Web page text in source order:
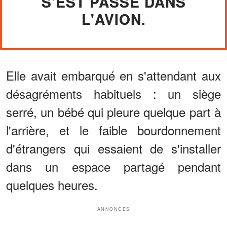
L'AVION.
Elle avait embarqué en s'attendant aux
désagréments habituels : un siège
serré, un bébé qui pleure quelque part à
l'arrière, et le faible bourdonnement
d'étrangers qui essaient de s'installer
dans un espace partagé pendant
quelques heures.
ANNONCES